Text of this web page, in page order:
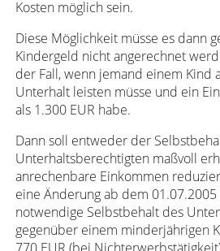
Kosten möglich sein.
Diese Möglichkeit müsse es dann
Kindergeld nicht angerechnet
der Fall, wenn jemand einem Kind
Unterhalt leisten müsse und ein
als 1.300 EUR habe.
Dann soll entweder der
Unterhaltsberechtigten maßvoll
anrechenbare Einkommen
eine Änderung ab dem
notwendige Selbstbehalt des
gegenüber einem minderjährigen